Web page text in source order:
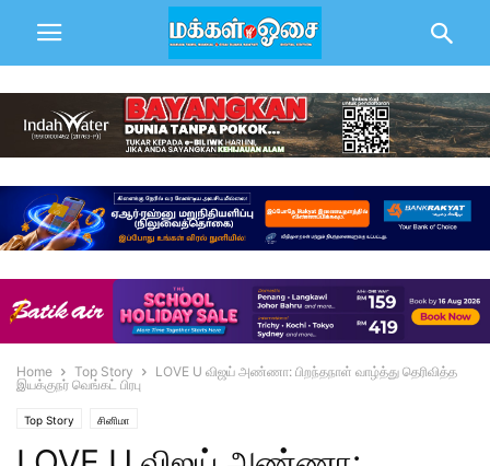
Home Top Story
LOVE U விஜய் அண்ணா: பிறந்தநாள் வாழ்த்து தெரிவித்த
இயக்குநர் வெங்கட் பிரபு
Top Story சினிமா